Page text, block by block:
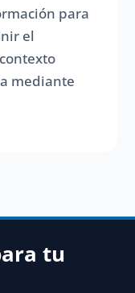
para
el
mediante
tu